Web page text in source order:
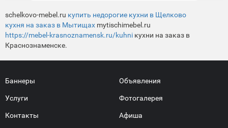
schelkovo-mebel.ru купить недорогие кухни в Щелково
кухня на заказ в Мытищах mytischimebel.ru
https://mebel-krasnoznamensk.ru/kuhni кухни на заказ в
Краснознаменске.
Баннеры
Услуги
Контакты
Объявления
Фотогалерея
Афиша